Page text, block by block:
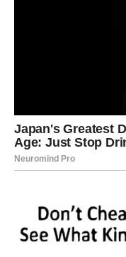
Neko će dobiti
veliki problem koji
će jednostavno prvi
ulazi u vaš život.
Postoje stvari za
povratiti. Možda veru